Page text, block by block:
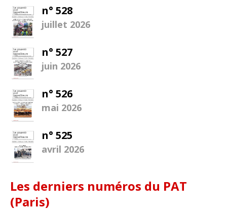
n° 528
juillet 2026
n° 527
juin 2026
n° 526
mai 2026
n° 525
avril 2026
Les derniers numéros du PAT
(Paris)